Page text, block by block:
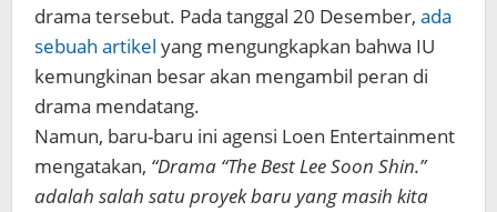
drama tersebut. Pada tanggal 20 Desember, ada
sebuah artikel yang mengungkapkan bahwa IU
kemungkinan besar akan mengambil peran di
drama mendatang.
Namun, baru-baru ini agensi Loen Entertainment
mengatakan, “Drama “The Best Lee Soon Shin.”
adalah salah satu proyek baru yang masih kita